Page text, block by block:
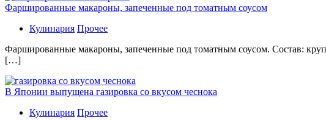
Фаршированные макароны, запеченные под томатным соусом
Кулинария Прочее
Фаршированные макароны, запеченные под томатным соусом. Состав:
[…]
В Японии выпущена газировка со вкусом чеснока
Кулинария Прочее